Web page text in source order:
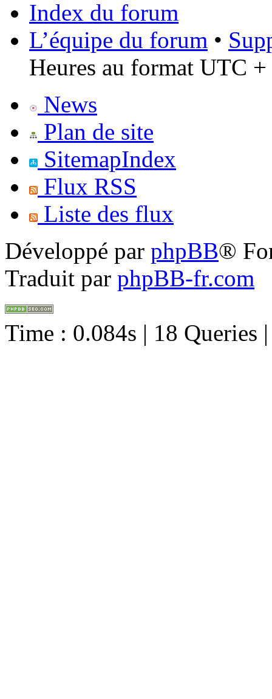
Index du forum
L’équipe du forum •
Heures au format UTC +
News
Plan de site
SitemapIndex
Flux RSS
Liste des flux
Développé par phpBB®
Traduit par phpBB-fr.com
Time : 0.084s | 18 Queries